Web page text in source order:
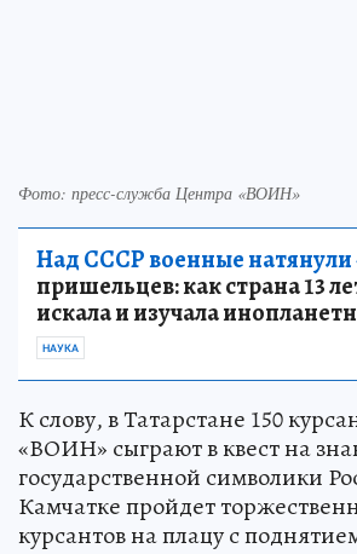
Фото: пресс-служба Центра «ВОИН»
Над СССР военные натянули
пришельцев: как страна 13
искала и изучала
НАУКА
К слову, в Татарстане 150
«ВОИН» сыграют в квест на
государственной символики
Камчатке пройдет
курсантов на плацу с